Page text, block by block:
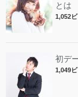
とは
1,052
初デ
1,049